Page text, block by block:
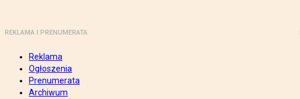
REKLAMA I PRENUMERATA
Reklama
Ogłoszenia
Prenumerata
Archiwum